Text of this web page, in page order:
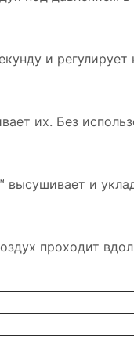
и регулирует
их. Без
и
проходит